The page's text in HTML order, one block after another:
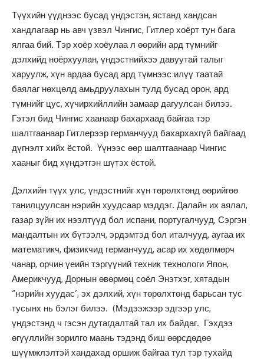
Түүхийн үүднээс бусад үндэстэн, ястанд хандсан
хандлагаар нь авч үзвэл Чингис, Гитлер хоёрт тун бага
ялгаа бий. Тэр хоёр хоёулаа л өөрийн ард түмнийг
дэлхийд ноёрхуулан, үндэстнийхээ давуутай талыг
харуулж, хүн ардаа бусад ард түмнээс илүү таатай
баялаг нөхцөлд амьдруулахын тулд бусад орон, ард
түмнийг цус, хүчирхийллийн замаар дагуулсан билээ.
Гэтэл бид Чингис хаанаар бахархаад байгаа тэр
шалтгаанаар Гитлерээр германчууд бахархахгүй байгаад
дүгнэлт хийх ёстой. Үүнээс өөр шалтгаанаар Чингис
хааныг бид хүндэтгэн шүтэх ёстой.
Дэлхийн түүх улс, үндэстнийг хүн төрөлхтөнд өөрийгөө
танилцуулсан нэрийн хуудсаар мэддэг. Далайн их аялал,
газар зүйн их нээлтүүд бол испани, португалчууд, Сэргэн
мандалтын их бүтээлч, эрдэмтэд бол италчууд, аугаа их
математикч, физикчид германчууд, асар их хөдөлмөрч
чанар, орчин үеийн тэргүүний техник технологи Япон,
Америкчууд, Дорнын өвөрмөц соёл Энэтхэг, хятадын
“нэрийн хуудас’, эх дэлхий, хүн төрөлхтөнд барьсан тус
тусынх нь бэлэг билээ. (Мэдээжээр эдгээр улс,
үндэстэнд ч гэсэн дутагдалтай тал их байдаг. Гэхдээ
өгүүллийн зорилго маань тэдэнд биш өөрсдөдөө
шүүмжлэлтэй хандахад оршиж байгаа тул тэр тухайд